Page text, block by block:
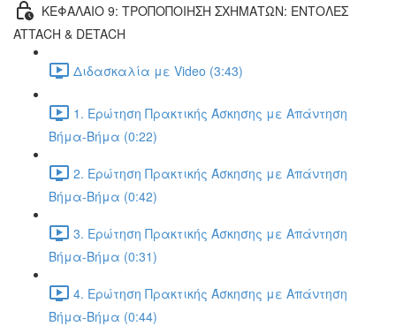
ΚΕΦΑΛΑΙΟ 9: ΤΡΟΠΟΠΟΙΗΣΗ ΣΧΗΜΑΤΩΝ: ΕΝΤΟΛΕΣ
ATTACH & DETACH
Διδασκαλία με Video (3:43)
1. Ερώτηση Πρακτικής Άσκησης με Απάντηση
Βήμα-Βήμα (0:22)
2. Ερώτηση Πρακτικής Άσκησης με Απάντηση
Βήμα-Βήμα (0:42)
3. Ερώτηση Πρακτικής Άσκησης με Απάντηση
Βήμα-Βήμα (0:31)
4. Ερώτηση Πρακτικής Άσκησης με Απάντηση
Βήμα-Βήμα (0:44)